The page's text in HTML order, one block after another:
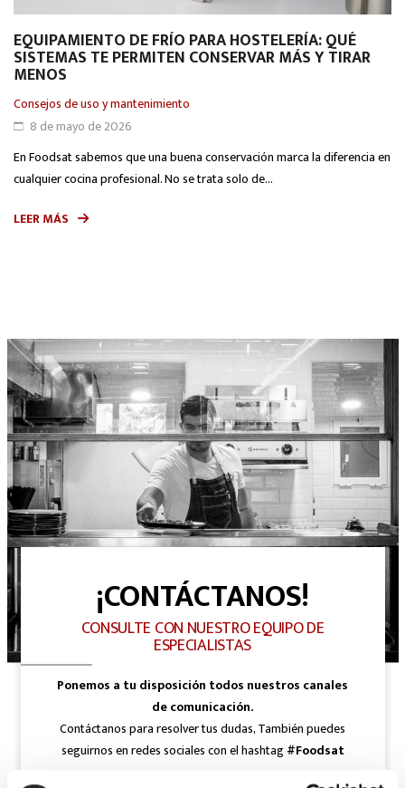
EQUIPAMIENTO DE FRÍO PARA HOSTELERÍA: QUÉ
SISTEMAS TE PERMITEN CONSERVAR MÁS Y TIRAR
MENOS
Consejos de uso y mantenimiento
8 de mayo de 2026
En Foodsat sabemos que una buena conservación marca la diferencia en
cualquier cocina profesional. No se trata solo de...
LEER MÁS
¡CONTÁCTANOS!
CONSULTE CON NUESTRO EQUIPO DE
ESPECIALISTAS
Ponemos a tu disposición todos nuestros canales
de comunicación.
Contáctanos para resolver tus dudas, También puedes
seguirnos en redes sociales con el hashtag#Foodsat